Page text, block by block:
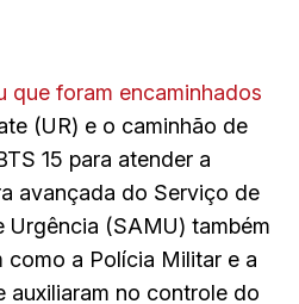
que foram encaminhados
(UR) e o caminhão de
15 para atender a
avançada do Serviço de
(SAMU) também
como a Polícia Militar e a
auxiliaram no controle do